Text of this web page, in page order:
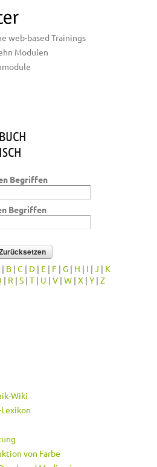
web-based Trainings
Modulen
Begriffen
Begriffen
| B | C | D | E | F | G | H | I | J | K
| R | S | T | U | V | W | X | Y | Z
Wiki
von Farbe